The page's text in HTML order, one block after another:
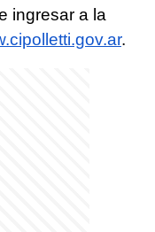
ingresar a la
.